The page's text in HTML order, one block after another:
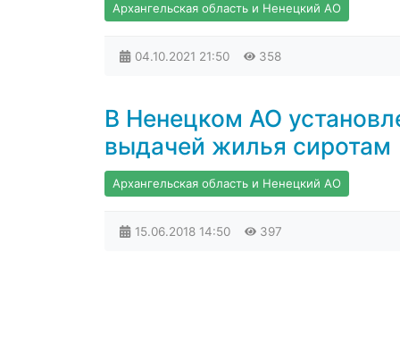
Архангельская область и Ненецкий АО
04.10.2021 21:50 358
В Ненецком АО
выдачей жилья сиротам
Архангельская область и Ненецкий АО
15.06.2018 14:50 397